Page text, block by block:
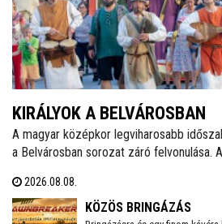
KIRÁLYOK A BELVÁROSBAN
A magyar középkor legviharosabb
a Belvárosban sorozat záró felvonulása.
herceg, II. (Vak) Béla, Salamon király és
vonultak végig a Fő utcán.
2026.08.08.
KÖZÖS BRINGÁZÁS